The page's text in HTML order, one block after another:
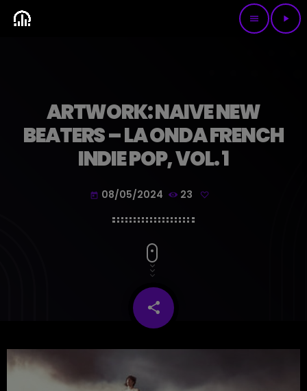
menu play_arrow
ARTWORK: NAIVE NEW
BEATERS – LA ONDA FRENCH
INDIE POP, VOL. 1
today 08/05/2024 23
share
email